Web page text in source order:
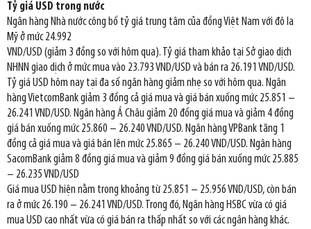
Tỷ giá USD trong nước
Ngân hàng Nhà nước công bố tỷ giá trung tâm của đồng Việt Nam với đô la
Mỹ ở mức 24.992
VND/USD (giảm 3 đồng so với hôm qua). Tỷ giá tham khảo tại Sở giao dịch
NHNN giao dịch ở mức mua vào 23.793 VND/USD và bán ra 26.191 VND/USD.
Tỷ giá USD hôm nay tại đa số ngân hàng giảm nhẹ so với hôm qua. Ngân
hàng VietcomBank giảm 3 đồng cả giá mua và giá bán xuống mức 25.851 –
26.241 VND/USD. Ngân hàng Á Châu giảm 20 đồng giá mua và giảm 4 đồng
giá bán xuống mức 25.860 – 26.240 VND/USD. Ngân hàng VPBank tăng 1
đồng cả giá mua và giá bán lên mức 25.865 – 26.240 VND/USD. Ngân hàng
SacomBank giảm 8 đồng giá mua và giảm 9 đồng giá bán xuống mức 25.885
– 26.235 VND/USD
Giá mua USD hiện nằm trong khoảng từ 25.851 – 25.956 VND/USD, còn bán
ra ở mức 26.190 – 26.241 VND/USD. Trong đó, Ngân hàng HSBC vừa có giá
mua USD cao nhất vừa có giá bán ra thấp nhất so với các ngân hàng khác.